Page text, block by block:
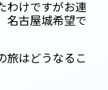
わけですがお連
名古屋城希望で
旅はどうなるこ